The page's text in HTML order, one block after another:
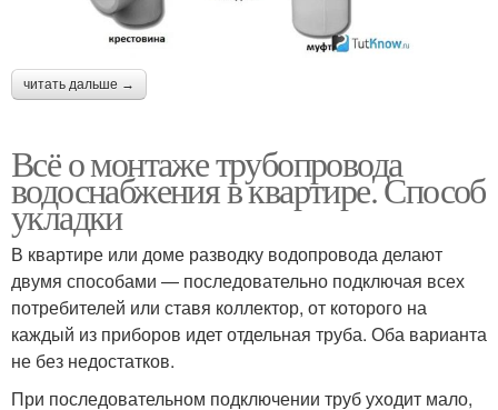
читать дальше →
Всё о монтаже трубопровода
водоснабжения в квартире. Способ
укладки
В квартире или доме разводку водопровода делают
двумя способами — последовательно подключая всех
потребителей или ставя коллектор, от которого на
каждый из приборов идет отдельная труба. Оба варианта
не без недостатков.
При последовательном подключении труб уходит мало,